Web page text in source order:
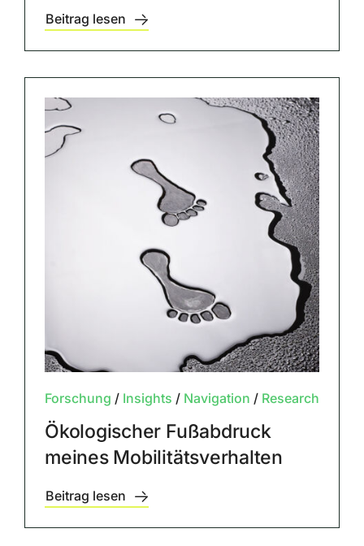
Beitrag lesen
Forschung / Insights / Navigation / Research
Ökologischer Fußabdruck
meines Mobilitätsverhalten
Beitrag lesen